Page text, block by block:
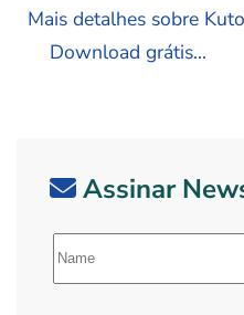
Mais detalhes sobre
Download grátis...
Assinar